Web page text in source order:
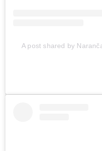
A post shared by